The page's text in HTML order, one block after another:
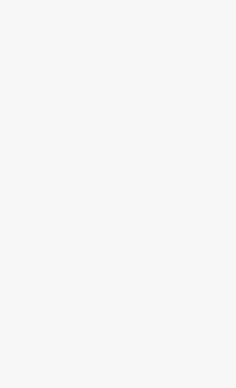
Andrea [']